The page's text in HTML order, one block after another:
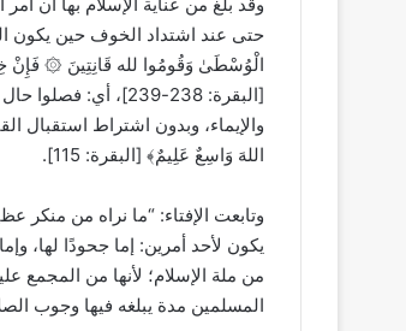
حتى عند اشتداد الخوف حين يكون
الْوُسْطَىٰ وَقُومُوا لله قَانِتِينَ ۞ فَإِنْ
[البقرة: 238-239]،
والإيماء، وبدون اشتراط استقبال
اللهَ وَاسِعٌ عَلِيمٌ﴾ [البقرة: 115].
وتابعت الإفتاء: “ما نراه من منكر
يكون لأحد أمرين: إما جحودًا لها،
من ملة الإسلام؛ لأنها من المجمع
المسلمين مدة يبلغه فيها وجوب